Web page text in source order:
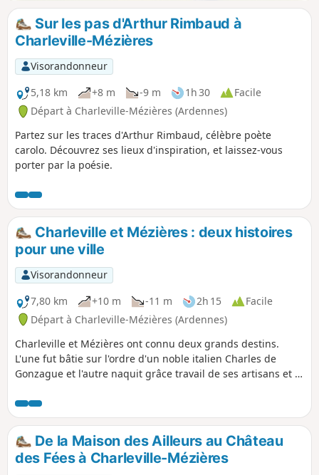
Sur les pas d'Arthur Rimbaud à
Charleville-Mézières
Visorandonneur
5,18 km
+8 m -9 m 1h 30
Facile
Départ à Charleville-Mézières (Ardennes)
Partez sur les traces d'Arthur Rimbaud, célèbre poète
carolo. Découvrez ses lieux d'inspiration, et laissez-vous
porter par la poésie.
Charleville et Mézières : deux histoires
pour une ville
Visorandonneur
7,80 km
+10 m -11 m 2h 15
Facile
Départ à Charleville-Mézières (Ardennes)
Charleville et Mézières ont connu deux grands destins.
L'une fut bâtie sur l'ordre d'un noble italien Charles de
Gonzague et l'autre naquit grâce travail de ses artisans et à
De la Maison des Ailleurs au Château
des Fées à Charleville-Mézières